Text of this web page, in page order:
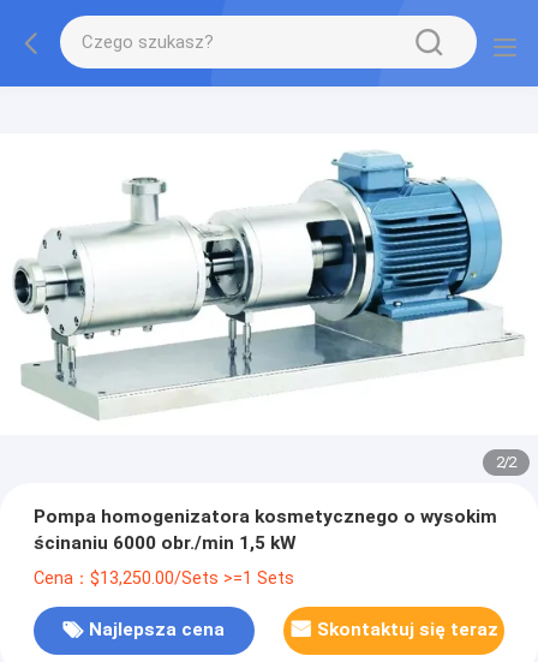
2/2
Pompa homogenizatora kosmetycznego o wysokim
ścinaniu 6000 obr./min 1,5 kW
Cena：$13,250.00/Sets >=1 Sets
Najlepsza cena Skontaktuj się teraz